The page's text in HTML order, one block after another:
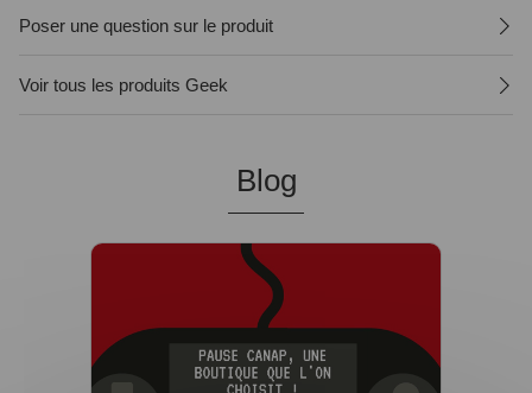
Poser une question sur le produit
Voir tous les produits Geek
Blog